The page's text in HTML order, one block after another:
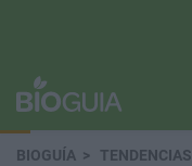
BIOGUÍA TENDENCIAS